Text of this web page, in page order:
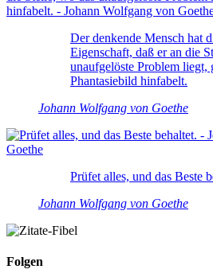
Der denkende Mensch hat
Eigenschaft, daß er an die
unaufgelöste Problem liegt,
Phantasiebild hinfabelt.
Johann Wolfgang von Goethe
Prüfet alles, und das Beste
Johann Wolfgang von Goethe
Folgen